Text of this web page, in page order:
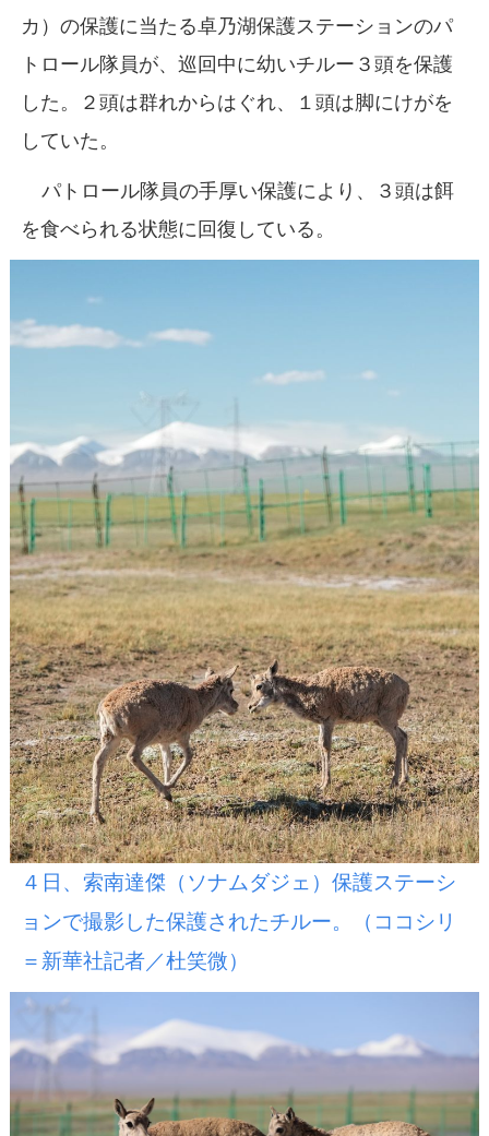
カ）の保護に当たる卓乃湖保護ステーションのパ
トロール隊員が、巡回中に幼いチルー３頭を保護
した。２頭は群れからはぐれ、１頭は脚にけがを
していた。
パトロール隊員の手厚い保護により、３頭は餌
を食べられる状態に回復している。
４日、索南達傑（ソナムダジェ）保護ステーシ
ョンで撮影した保護されたチルー。（ココシリ
＝新華社記者／杜笑微）